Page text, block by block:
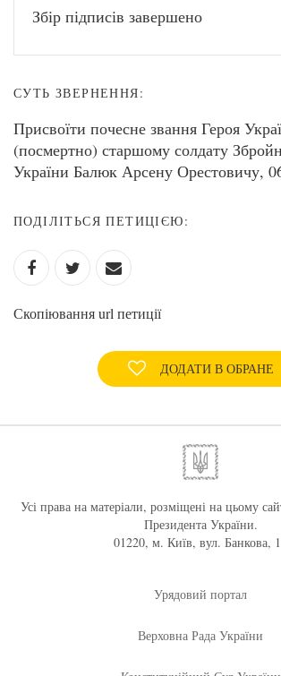
Збір підписів завершено
СУТЬ ЗВЕРНЕННЯ:
Присвоїти почесне звання Героя
(посмертно) старшому солдату
України Балюк Арсену Орестовичу,
ПОДІЛІТЬСЯ ПЕТИЦІЄЮ:
Скопіювання url петиції
ДОДАТИ В ОБРАНЕ
Усі права на матеріали, розміщені на цьому
Президента України.
01220, м. Київ, вул. Банкова,
Урядовий портал
Верховна Рада України